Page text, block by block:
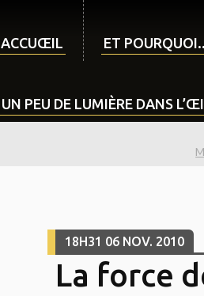
ACCUŒIL ET
UN PEU DE LUMIÈRE DANS
18H31 06 NOV. 2010
La force